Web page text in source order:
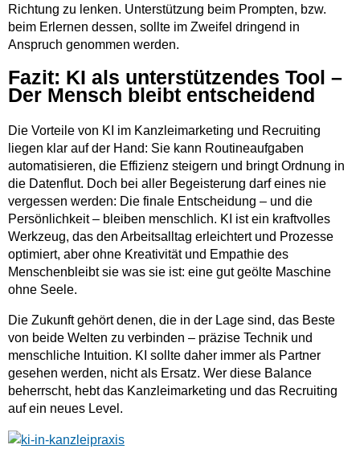
Richtung zu lenken. Unterstützung beim Prompten, bzw.
beim Erlernen dessen, sollte im Zweifel dringend in
Anspruch genommen werden.
Fazit: KI als unterstützendes Tool –
Der Mensch bleibt entscheidend
Die Vorteile von KI im Kanzleimarketing und Recruiting
liegen klar auf der Hand: Sie kann Routineaufgaben
automatisieren, die Effizienz steigern und bringt Ordnung in
die Datenflut. Doch bei aller Begeisterung darf eines nie
vergessen werden: Die finale Entscheidung – und die
Persönlichkeit – bleiben menschlich. KI ist ein kraftvolles
Werkzeug, das den Arbeitsalltag erleichtert und Prozesse
optimiert, aber ohne Kreativität und Empathie des
Menschenbleibt sie was sie ist: eine gut geölte Maschine
ohne Seele.
Die Zukunft gehört denen, die in der Lage sind, das Beste
von beide Welten zu verbinden – präzise Technik und
menschliche Intuition. KI sollte daher immer als Partner
gesehen werden, nicht als Ersatz. Wer diese Balance
beherrscht, hebt das Kanzleimarketing und das Recruiting
auf ein neues Level.